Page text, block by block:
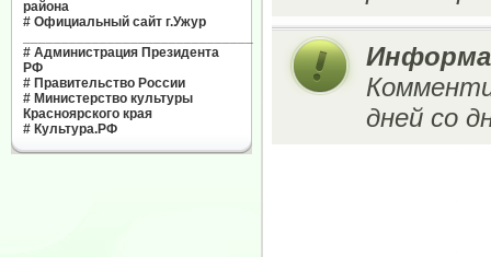
района
# Официальный сайт г.Ужур
# Администрация Президента
РФ
# Правительство России
# Министерство культуры
Красноярского края
# Культура.РФ
дней со